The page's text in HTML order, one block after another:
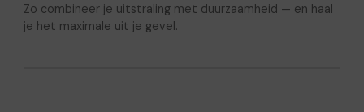
Zo combineer je uitstraling met duurzaamheid — en haal
je het maximale uit je gevel.